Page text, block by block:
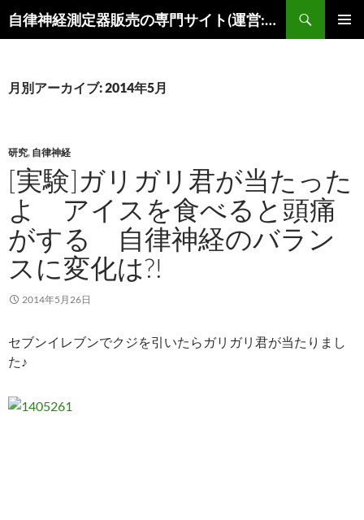
ン
ツ
キ
自律神経測定器販売の専門サイト(運営:陽春堂)
検
索
月別アーカイブ: 2014年5月
研究, 自律神経
[実験]ガリガリ君が当たった
よ アイスを食べると頭痛
がする 自律神経のバラン
スに変化は?!
2014年5月26日
セブンイレブンでクジを引いたらガリガリ君が当たりまし
た♪